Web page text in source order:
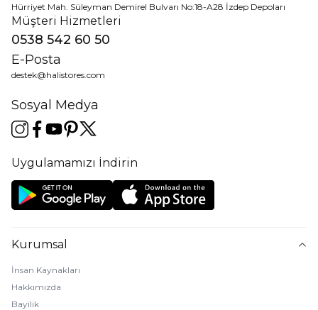
Hürriyet Mah. Süleyman Demirel Bulvarı No:18-A28 İzdep Depoları
Müşteri Hizmetleri
0538 542 60 50
E-Posta
destek@halistores.com
Sosyal Medya
Uygulamamızı İndirin
Kurumsal
İnsan Kaynakları
Hakkımızda
Bayilik